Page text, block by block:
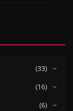
(33)
(16)
(6)